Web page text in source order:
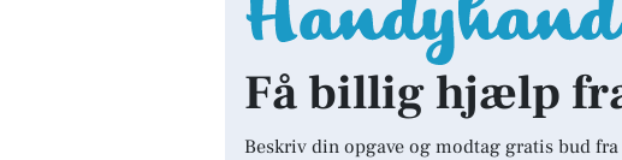
Få billig hjælp
Beskriv din opgave og modtag gratis bud